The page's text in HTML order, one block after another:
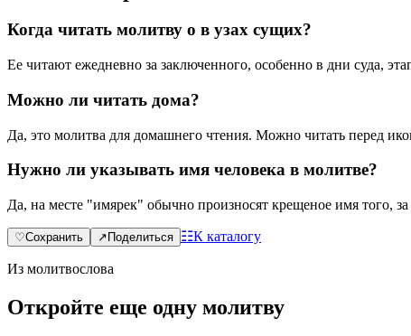
Когда читать молитву о в узах сущих?
Ее читают ежедневно за заключенного, особенно в дни суда,
Можно ли читать дома?
Да, это молитва для домашнего чтения. Можно читать перед
Нужно ли указывать имя человека в молитве?
Да, на месте "имярек" обычно произносят крещеное имя того,
♡Сохранить ↗ Поделиться ☷К каталогу
Из молитвослова
Откройте еще одну молитву